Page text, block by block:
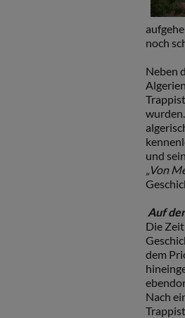
noch
Neben
und
„Von
Auf
Die
dem
Nach